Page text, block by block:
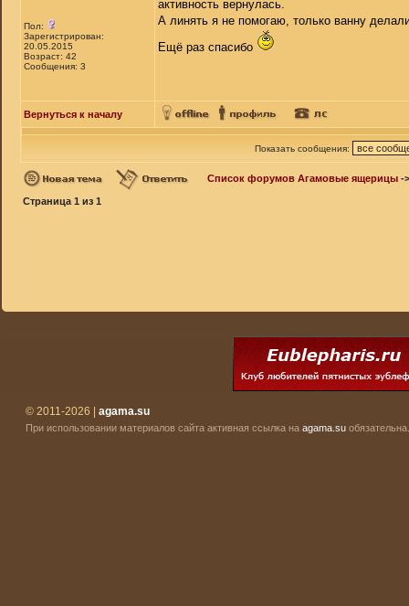
Пол:
Зарегистрирован:
20.05.2015
Возраст: 42
Сообщения: 3
активность вернулась.
А линять я не помогаю, только ванну
Ещё раз спасибо
Вернуться к началу
Показать сообщения:
Список форумов Агамовые ящерицы -
Страница 1 из 1
© 2011-2026 | agama.su
При использовании материалов сайта активная ссылка на agama.su обязательна.